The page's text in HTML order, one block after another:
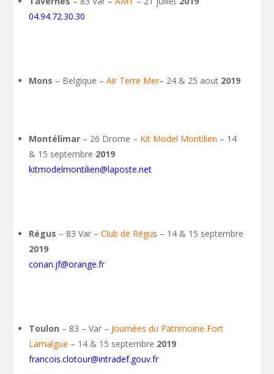
04.94.72.30.30
Mons – Belgique –Air Terre Mer– 24 & 25 aout 2019
Montélimar – 26 Drome – Kit Model Montilien – 14
& 15 septembre 2019
kitmodelmontilien@laposte.net
Régus – 83 Var –Club de Régus – 14 & 15 septembre
2019
conan.jf@orange.fr
Toulon – 83 – Var – Journées du Patrimoine Fort
Lamalgue – 14 & 15 septembre 2019
francois.clotour@intradef.gouv.fr